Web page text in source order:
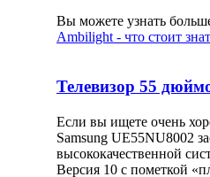
Вы можете узнать
Ambilight - что стоит
Телевизор 55
Если вы ищете очень
Samsung UE55NU8002
высококачественной
Версия 10 с пометкой